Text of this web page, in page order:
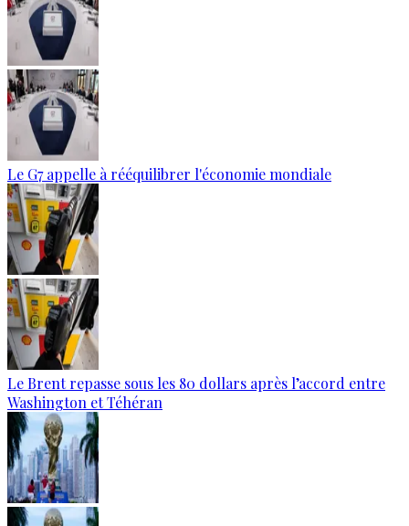
Le G7 appelle à rééquilibrer l'économie mondiale
Le Brent repasse sous les 80 dollars après l’accord entre
Washington et Téhéran